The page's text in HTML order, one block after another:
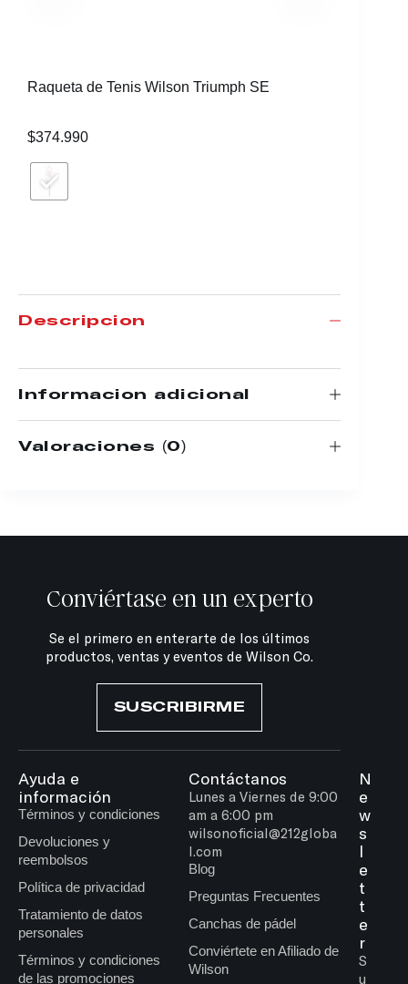
Raqueta de Tenis Wilson Triumph SE
$374.990
Descripción
Información adicional
Valoraciones (0)
Conviértase en un experto
Se el primero en enterarte de los últimos
productos, ventas y eventos de Wilson Co.
SUSCRIBIRME
Ayuda e
información
Términos y condiciones
Devoluciones y
reembolsos
Política de privacidad
Tratamiento de datos
personales
Términos y condiciones
de las promociones
Contáctanos
Lunes a Viernes de 9:00
am a 6:00 pm
wilsonoficial@212globa
l.com
Blog
Preguntas Frecuentes
Canchas de pádel
Conviértete en Afiliado de
Wilson
N
e
w
s
l
e
t
t
e
r
S
u